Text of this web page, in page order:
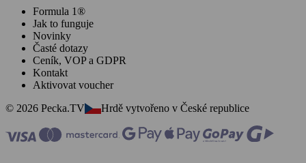
Formula 1®
Jak to funguje
Novinky
Časté dotazy
Ceník, VOP a GDPR
Kontakt
Aktivovat voucher
© 2026 Pecka.TV
Hrdě vytvořeno v České republice